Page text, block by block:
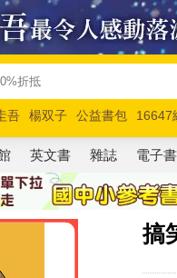
吾 楊双子 公益書包 16647
路邊攤新作 馬斯克 玩具總動
英文書 雜誌 電子書
搞